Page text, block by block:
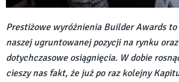
Prestiżowe wyróżnienia Builder Awards
naszej ugruntowanej pozycji na rynku
dotychczasowe osiągnięcia. W dobie
cieszy nas fakt, że już po raz kolejny